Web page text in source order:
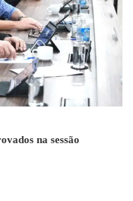
na sessão